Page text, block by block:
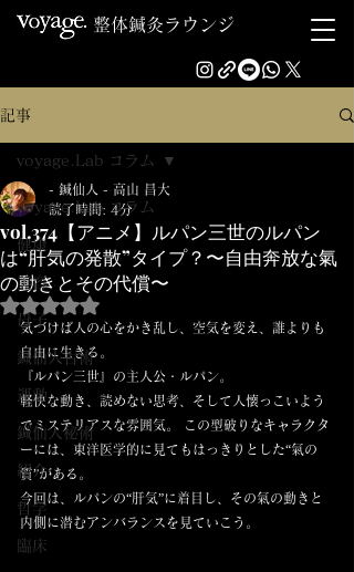
整体鍼灸ラウンジ
記事
voyage.Lab コラム
健康
美容
母子
鍼仙人古術
運動
鍼仙人秘術
紹介
哲学
臨床
voyage.Lab コラム
vol.374【アニメ】ルパン三世のルパン
は“肝気の発散”タイプ？〜自由奔放な氣
の動きとその代償〜
- 鍼仙人 - 高山 昌大
読了時間: 4分
5つ星のうちNaNと評価されています。
気づけば人の心をかき乱し、空気を変え、誰よりも
自由に生きる。
『ルパン三世』の主人公・ルパン。
軽快な動き、読めない思考、そして人懐っこいよう
でミステリアスな雰囲気。 この型破りなキャラクタ
ーには、東洋医学的に見てもはっきりとした“氣の
質”がある。
今回は、ルパンの“肝気”に着目し、その氣の動きと
内側に潜むアンバランスを見ていこう。